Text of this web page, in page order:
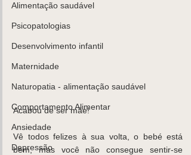
KidsCare
Alimentação saudável
Psicopatologias
Desenvolvimento infantil
Maternidade
Naturopatia - alimentação saudável
Comportamento Alimentar
Ansiedade
Depressão
Acabou de ser mãe!
Vê todos felizes à sua volta, o bebé está
bem, mas você não consegue sentir-se